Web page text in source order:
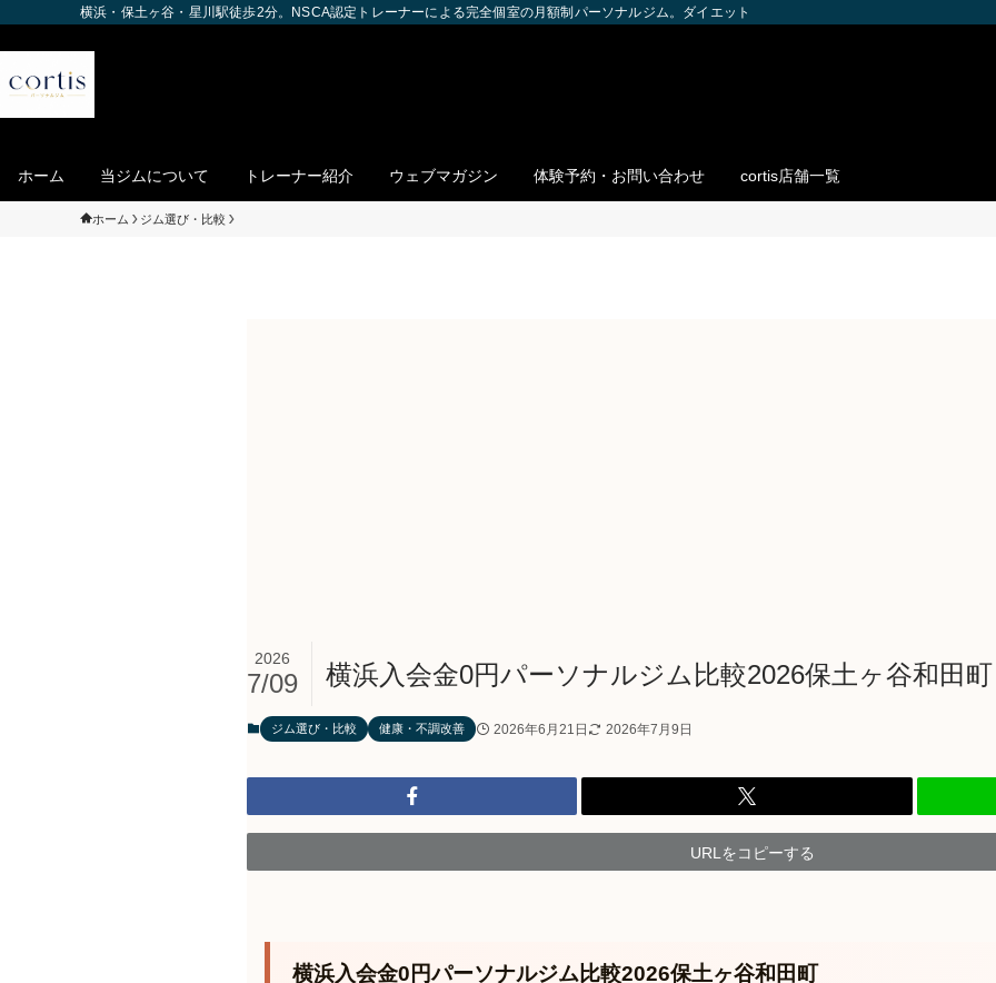
横浜・保土ヶ谷・星川駅徒歩2分。NSCA認定トレーナーによる完全個室の月額制パーソナルジム。ダイエット・ボディメイク・筋トレを個別サポー
ホーム 当ジムについて トレーナー紹介 ウェブマガジン 体験予約・お問い合わせ cortis店舗一覧
ホーム ジム選び・比較
横浜入会金0円パーソナルジム比較2026保土ヶ谷和田町
2026
7/09
ジム選び・比較 健康・不調改善 2026年6月21日 2026年7月9日
URLをコピーする
横浜入会金0円パーソナルジム比較2026保土ヶ谷和田町